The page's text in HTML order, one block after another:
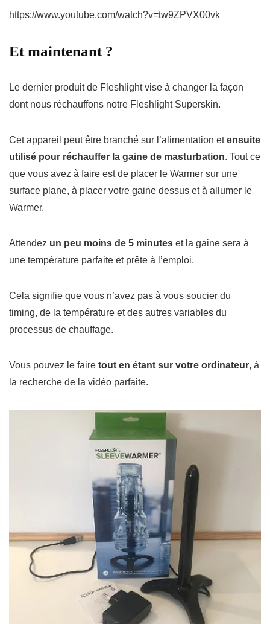
https://www.youtube.com/watch?v=tw9ZPVX00vk
Et maintenant ?
Le dernier produit de Fleshlight vise à changer la façon
dont nous réchauffons notre Fleshlight Superskin.
Cet appareil peut être branché sur l’alimentation etensuite
utilisé pour réchauffer la gaine de masturbation. Tout ce
que vous avez à faire est de placer le Warmer sur une
surface plane, à placer votre gaine dessus et à allumer le
Warmer.
Attendez un peu moins de 5 minutes et la gaine sera à
une température parfaite et prête à l’emploi.
Cela signifie que vous n’avez pas à vous soucier du
timing, de la température et des autres variables du
processus de chauffage.
Vous pouvez le faire tout en étant sur votre ordinateur, à
la recherche de la vidéo parfaite.